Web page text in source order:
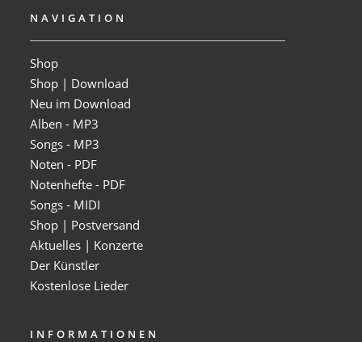
NAVIGATION
Shop
Shop | Download
Neu im Download
Alben - MP3
Songs - MP3
Noten - PDF
Notenhefte - PDF
Songs - MIDI
Shop | Postversand
Aktuelles | Konzerte
Der Künstler
Kostenlose Lieder
INFORMATIONEN